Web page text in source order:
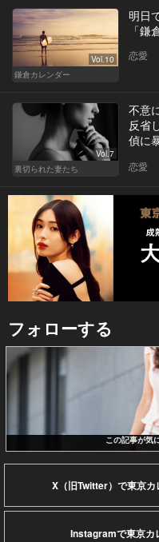
Vol.10
鎌倉カレンダー
明日
「
恋愛
Vol.7
裏切られた妻たち
不意
反省
偵に
恋愛
フォローする
この記事が気
X（旧Twitter）で東京カ
Instagramで東京カ